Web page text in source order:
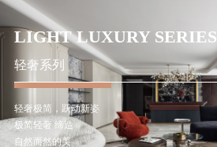
LIGHT LUXURY SERIES
轻奢系列
轻奢极简，跃动新姿
极简轻奢 缔造
自然而然的美